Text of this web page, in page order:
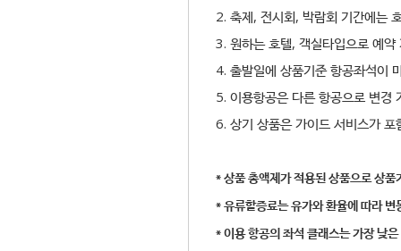
2. 축제, 전시회, 박람회 기간에는
3. 원하는 호텔, 객실타입으로 예
4. 출발일에 상품기준 항공좌석이
5. 이용항공은 다른 항공으로 변경
6. 상기 상품은 가이드 서비스가
* 상품 총액제가 적용된 상품으로 상
* 유류할증료는 유가와 환율에 따라 변
* 이용 항공의 좌석 클래스는 가장 낮